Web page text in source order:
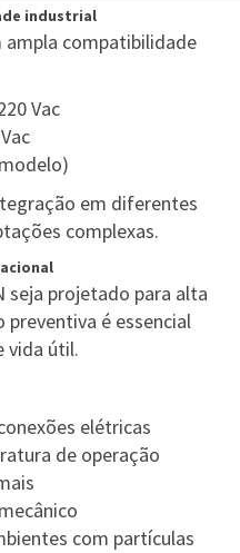
industrial
ampla compatibilidade
Vac
em diferentes
complexas.
seja projetado para alta
é essencial
vida útil.
elétricas
de operação
com partículas